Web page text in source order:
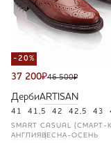
-20%
37 200₽46 500₽
ДербиARTISAN
41 41,5 42 42,5 43
SMART CASUAL
АНГЛИЯ ВЕСНА-ОСЕНЬ